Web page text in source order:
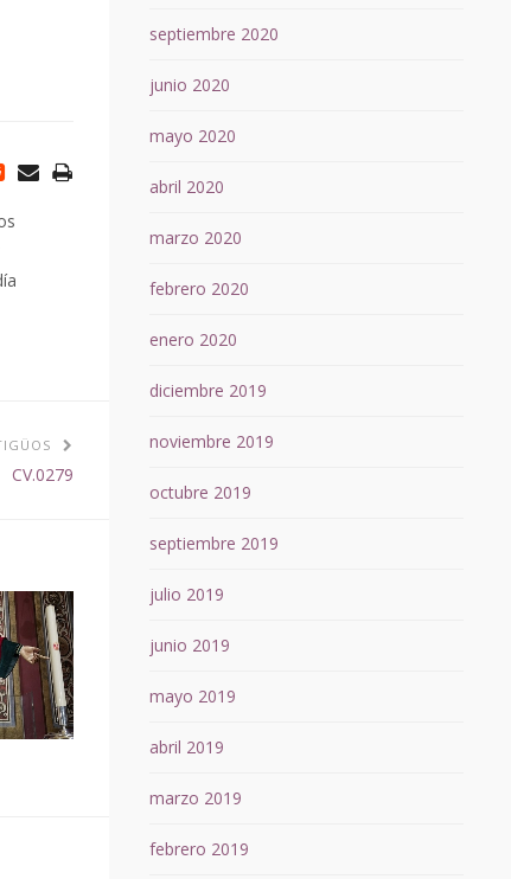
CV.0279
septiembre 2020
junio 2020
mayo 2020
abril 2020
marzo 2020
febrero 2020
enero 2020
diciembre 2019
noviembre 2019
octubre 2019
septiembre 2019
julio 2019
junio 2019
mayo 2019
abril 2019
marzo 2019
febrero 2019